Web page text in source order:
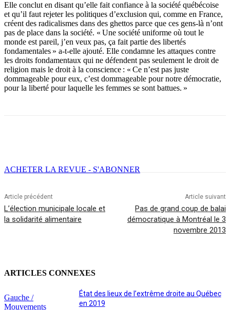
Elle conclut en disant qu’elle fait confiance à la société québécoise
et qu’il faut rejeter les politiques d’exclusion qui, comme en France,
créent des radicalismes dans des ghettos parce que ces gens-là n’ont
pas de place dans la société. « Une société uniforme où tout le
monde est pareil, j’en veux pas, ça fait partie des libertés
fondamentales » a-t-elle ajouté. Elle condamne les attaques contre
les droits fondamentaux qui ne défendent pas seulement le droit de
religion mais le droit à la conscience : « Ce n’est pas juste
dommageable pour eux, c’est dommageable pour notre démocratie,
pour la liberté pour laquelle les femmes se sont battues. »
ACHETER LA REVUE - S'ABONNER
Article précédent
L’élection municipale locale et
la solidarité alimentaire
Article suivant
Pas de grand coup de balai
démocratique à Montréal le 3
novembre 2013
ARTICLES CONNEXES
Gauche /
Mouvements
État des lieux de l’extrême droite au Québec
en 2019